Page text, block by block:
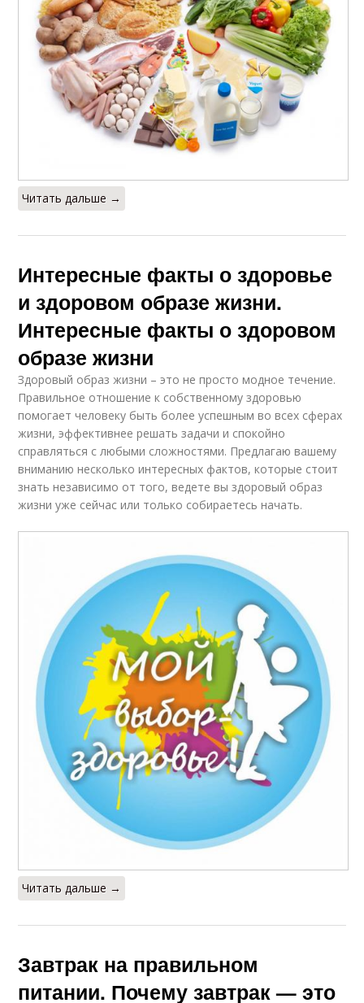
Читать дальше →
Интересные факты о здоровье
и здоровом образе жизни.
Интересные факты о здоровом
образе жизни
Здоровый образ жизни – это не просто модное течение.
Правильное отношение к собственному здоровью
помогает человеку быть более успешным во всех сферах
жизни, эффективнее решать задачи и спокойно
справляться с любыми сложностями. Предлагаю вашему
вниманию несколько интересных фактов, которые стоит
знать независимо от того, ведете вы здоровый образ
жизни уже сейчас или только собираетесь начать.
Читать дальше →
Завтрак на правильном
питании. Почему завтрак — это